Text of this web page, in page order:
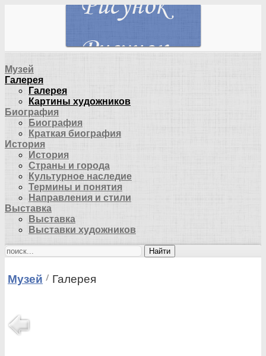
Музей
Галерея
Галерея
Картины художников
Биография
Биография
Краткая биография
История
История
Страны и города
Культурное наследие
Термины и понятия
Направления и стили
Выставка
Выставка
Выставки художников
Найти
Музей Галерея